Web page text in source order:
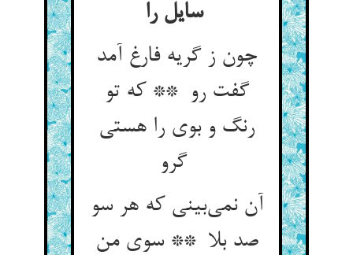
سایل را
چون ز گریه فارغ آمد
گفت رو ** که تو
رنگ و بوی را هستی
گرو
آن نمی‌بینی که هر سو
صد بلا ** سوی من